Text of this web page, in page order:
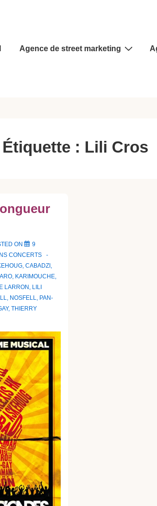
Agence de street marketing
Étiquette : Lili Cros
ON
9
CONCERTS
, CABADZI ,
, KARIMOUCHE,
LARRON , LILI
, NOSFELL, PAN-
, THIERRY